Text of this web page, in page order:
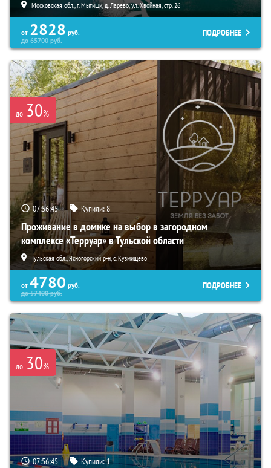
Московская обл., г. Мытищи, д. Ларево, ул. Хвойная, стр. 26
от 2828 руб.
до65700руб.
ПОДРОБНЕЕ
до 30%
07:56:44 Купили:8
Проживание в домике на выбор в загородном
комплексе «Терруар» в Тульской области
Тульская обл., Ясногорский р-н, с. Кузмищево
от 4780 руб.
до57400руб.
ПОДРОБНЕЕ
до 30%
07:56:44 Купили:1